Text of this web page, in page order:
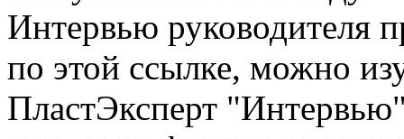
Интервью руководителя
по этой ссылке, можно
ПластЭксперт